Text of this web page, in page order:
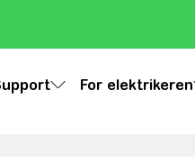
For elektrikeren